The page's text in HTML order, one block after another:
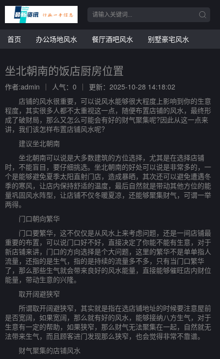
首页 办公场地风水 餐厅酒吧风水 别墅豪宅风水
坐北朝南的饭店厨房位置
作者:admin 人气：0
更新：2025-10-28 14:18:02
店铺的风水很重要，可以说风水能够很大程度上影响到你的生意
程度，其实很多人都不太重视这一点，随便布置店铺的风水，最终形
成了破财局，那么又怎么可能会有好的财气聚集呢?因此从这一点来
讲，我们该怎样布置店铺风水呢?
建议坐北朝南
坐北朝南可以说是大多数建筑的方位选择，尤其是在选择店铺
时，不能盲目，要仔细挑选。坐北朝南的好处可以说是非常多的，一
个是能够避免夏季太阳直射门店，造成暴晒，其次还可以避免遭遇冬
季的寒风，让店内保持舒适的温度，最后自然就是带动其他方位的能
量巩固风水阵型，让店铺不仅冬暖夏凉，还能够聚集财气，可谓一举
两得。
门口朝向繁华
门口要繁华，这不仅仅是从风水上来考虑问题，还是一间店铺最
重要的布置，可以说门口好不好，直接决定了你能不能有生意，对于
新店铺来讲，门口的方向选择是个大问题，这里的繁华不是单单指人
流量，还指的是生气，指的是持续的流量多不多，只有当门口繁华
了，那么那些生气就会带来良好的风水能量，直接能够催旺店内财位
能量，带动生意的兴隆。
取开阔避狭窄
所谓取开阔避狭窄，其实就是指在选店铺地址的时候要注意屋前
是否宽阔，如果宽阔，那么就有好的风水，能够接纳八方生气，对于
生意有一定的帮助，如果狭窄，那么财气无法聚集在一起，自然就无
法带来生气，而且顾客进门发现那么狭窄，也会觉得非常不靠谱。
财气聚集的店铺风水